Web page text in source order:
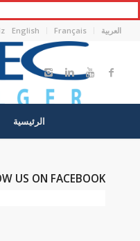
العربية Français
English
الرئيسية
US ON FACEBOOK